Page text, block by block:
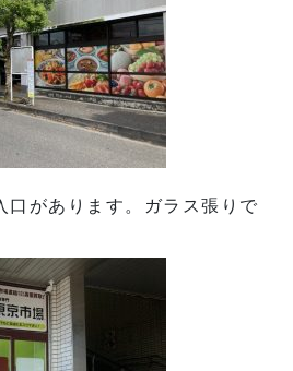
口があります。ガラス張りで